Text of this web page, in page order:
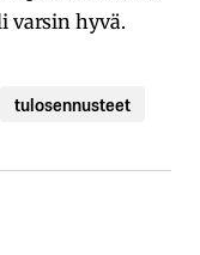
varsin hyvä.
tulosennusteet